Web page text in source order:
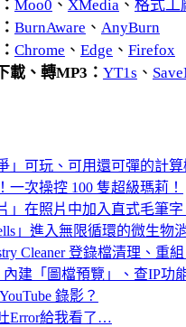
Moo0 、 XMedia、 格式工
BurnAware 、 AnyBurn
Chrome 、 Edge 、 Firefox
載、轉MP3： YT1s 、
」可玩、可用還可彈的計
一次操控 100 隻超級瑪莉！
」在照片中加入直式毛筆
」進入無限循環的微生物
Cleaner 登錄檔清理、重
內建「圖檔預覽」、查IP功
錄影？
Error給我看了…